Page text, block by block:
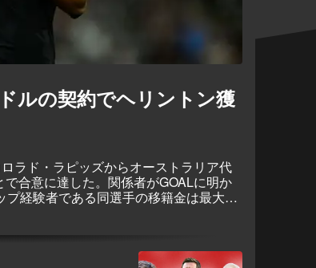
ルの契約でヘリントン獲
ラド・ラピッズからオーストラリア代
合意に達した。関係者がGOALに明か
経験者である同選手の移籍金は最大
なる。